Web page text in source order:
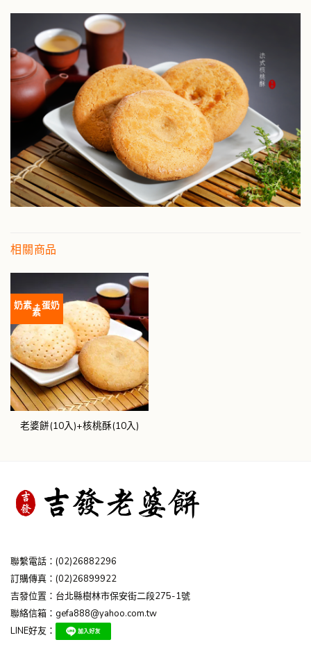
相關商品
奶素 + 蛋奶
素
老婆餅(10入)+核桃酥(10入)
聯繫電話： (02)26882296
訂購傳真：(02)26899922
吉發位置：台北縣樹林市保安街二段275-1號
聯絡信箱： gefa888@yahoo.com.tw
LINE好友：